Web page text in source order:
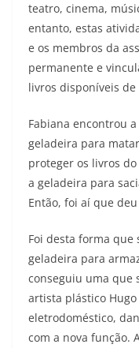
teatro, cinema,
entanto, estas
e os membros da
permanente e
livros disponíveis
Fabiana encontrou
geladeira para
proteger os livros
a geladeira para
Então, foi aí que
Foi desta forma
geladeira para
conseguiu uma que
artista plástico
eletrodoméstico,
com a nova função.